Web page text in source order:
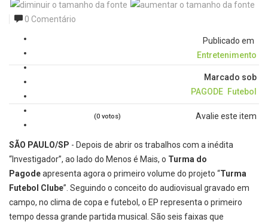
0 Comentário
Publicado em
Entretenimento
Marcado sob
PAGODE Futebol
Avalie este item
(0 votos)
SÃO PAULO/SP - Depois de abrir os trabalhos com a inédita
“Investigador”, ao lado do Menos é Mais, o Turma do
Pagodeapresenta agora o primeiro volume do projeto “Turma
Futebol Clube”. Seguindo o conceito do audiovisual gravado em
campo, no clima de copa e futebol, o EP representa o primeiro
tempo dessa grande partida musical. São seis faixas que